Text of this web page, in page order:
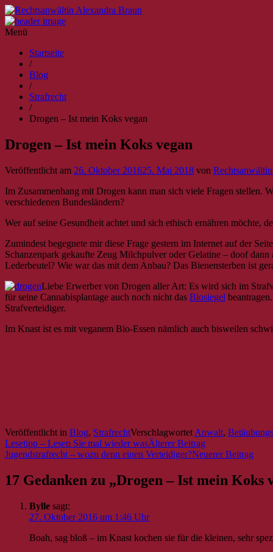
Menü
Startseite
/
Blog
/
Strafrecht
/
Drogen – Ist mein Koks vegan
Drogen – Ist mein Koks vegan
Veröffentlicht am 26. Oktober 201625. Mai 2018 von
Im Zusammenhang mit Drogen kann man sich viele Fragen stellen.
verschiedenen Bundesländern?
Wer auf seine Gesundheit achtet und sich ethisch ernähren möchte,
Zumindest begegnete mir diese Frage gestern im Internet auf der
Schanzenpark gekaufte Zeug Milchpulver oder Gelatine – doof
Lederbeutel? Wie war das mit dem Anbau? Das Bienensterben ist
Liebe Erwerber von Drogen aller Art: Es wird sich im
für seine Cannabisplantage auch noch nicht das Biosiegel
Strafverteidiger.
Im Knast ist es mit veganem Bio-Essen nämlich auch bisweilen
Veröffentlicht in Blog, StrafrechtVerschlagwortet Anwalt,
Beitrags-
Navigation
Lesetipp – Lesen Sie mal wieder was
Jugendstrafrecht – wozu denn einen Verteidiger?
17 Gedanken zu „Drogen – Ist mein Koks
Bylle sagt:
27. Oktober 2016 um 1:46 Uhr
Boah, sag bloß – im Knast kochen sie für die kleinen, sehr